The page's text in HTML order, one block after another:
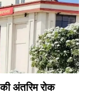
अंतरिम रोक